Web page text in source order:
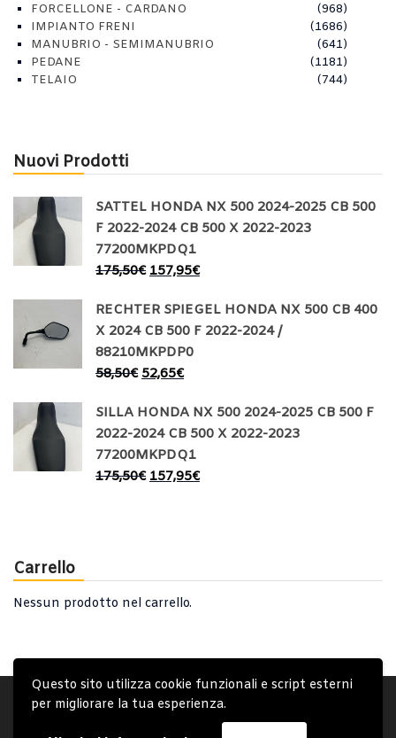
Questo sito utilizza cookie funzionali e script esterni
per migliorare la tua esperienza.
FORCELLONE - CARDANO
(968)
IMPIANTO FRENI
(1686)
MANUBRIO - SEMIMANUBRIO
(641)
PEDANE
(1181)
TELAIO
(744)
Nuovi Prodotti
SATTEL HONDA NX 500 2024-2025 CB 500
F 2022-2024 CB 500 X 2022-2023
77200MKPDQ1
175,50€ 157,95€
RECHTER SPIEGEL HONDA NX 500 CB 400
X 2024 CB 500 F 2022-2024 /
88210MKPDP0
58,50€ 52,65€
SILLA HONDA NX 500 2024-2025 CB 500 F
2022-2024 CB 500 X 2022-2023
77200MKPDQ1
175,50€ 157,95€
Carrello
Nessun prodotto nel carrello.
Account Condizioni Generali
Spedizione e Consegna